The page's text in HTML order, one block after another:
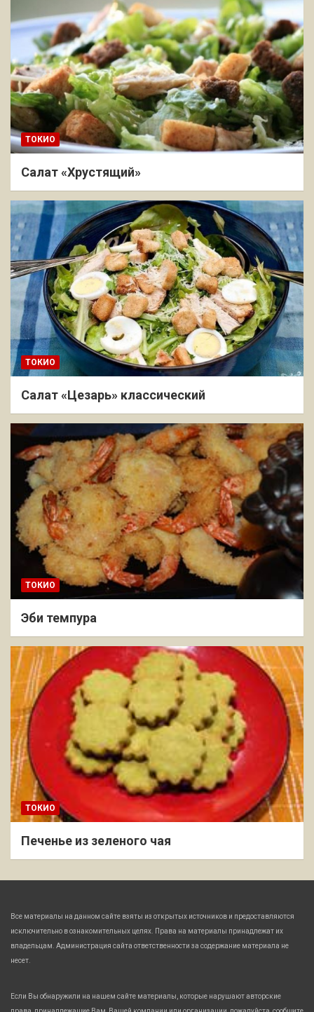
ТОКИО
Салат «Хрустящий»
ТОКИО
Салат «Цезарь» классический
ТОКИО
Эби темпура
ТОКИО
Печенье из зеленого чая
Все материалы на данном сайте взяты из открытых источников и предоставляются
исключительно в ознакомительных целях. Права на материалы принадлежат их
владельцам. Администрация сайта ответственности за содержание материала не
несет.
Если Вы обнаружили на нашем сайте материалы, которые нарушают авторские